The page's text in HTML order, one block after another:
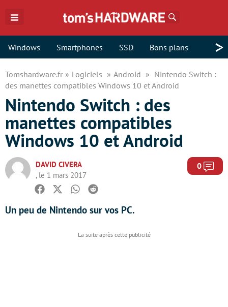
Windows Smartphones SSD Bons plans >
Tomshardware.fr Logiciels Android
Nintendo Switch :
des manettes compatibles Windows 10 et Android
Nintendo Switch : des
manettes compatibles
Windows 10 et Android
DAVID CIVERA
, le 1 mars 2017
0
Facebook
TwitterWhatsapp
Reddit
Un peu de Nintendo sur vos PC.